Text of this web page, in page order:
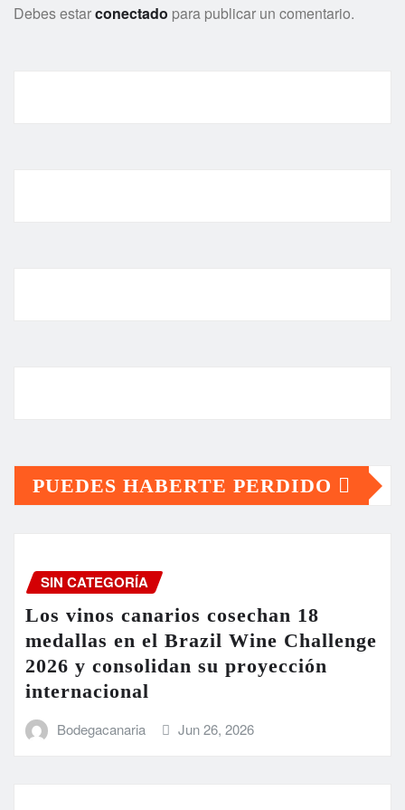
Debes estarconectado para publicar un comentario.
PUEDES HABERTE PERDIDO
SIN CATEGORÍA
Los vinos canarios cosechan 18
medallas en el Brazil Wine Challenge
2026 y consolidan su proyección
internacional
Bodegacanaria Jun 26, 2026